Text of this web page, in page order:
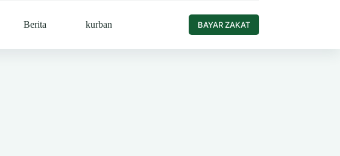
Berita kurban BAYAR ZAKAT